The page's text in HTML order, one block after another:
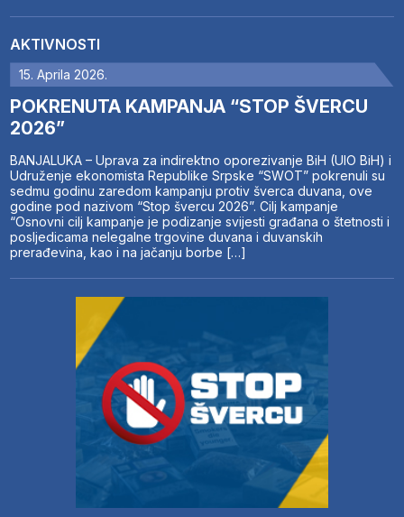
AKTIVNOSTI
15. Aprila 2026.
POKRENUTA KAMPANJA “STOP ŠVERCU
2026”
BANJALUKA – Uprava za indirektno oporezivanje BiH (UIO BiH) i
Udruženje ekonomista Republike Srpske “SWOT” pokrenuli su
sedmu godinu zaredom kampanju protiv šverca duvana, ove
godine pod nazivom “Stop švercu 2026”. Cilj kampanje
“Osnovni cilj kampanje je podizanje svijesti građana o štetnosti i
posljedicama nelegalne trgovine duvana i duvanskih
prerađevina, kao i na jačanju borbe […]